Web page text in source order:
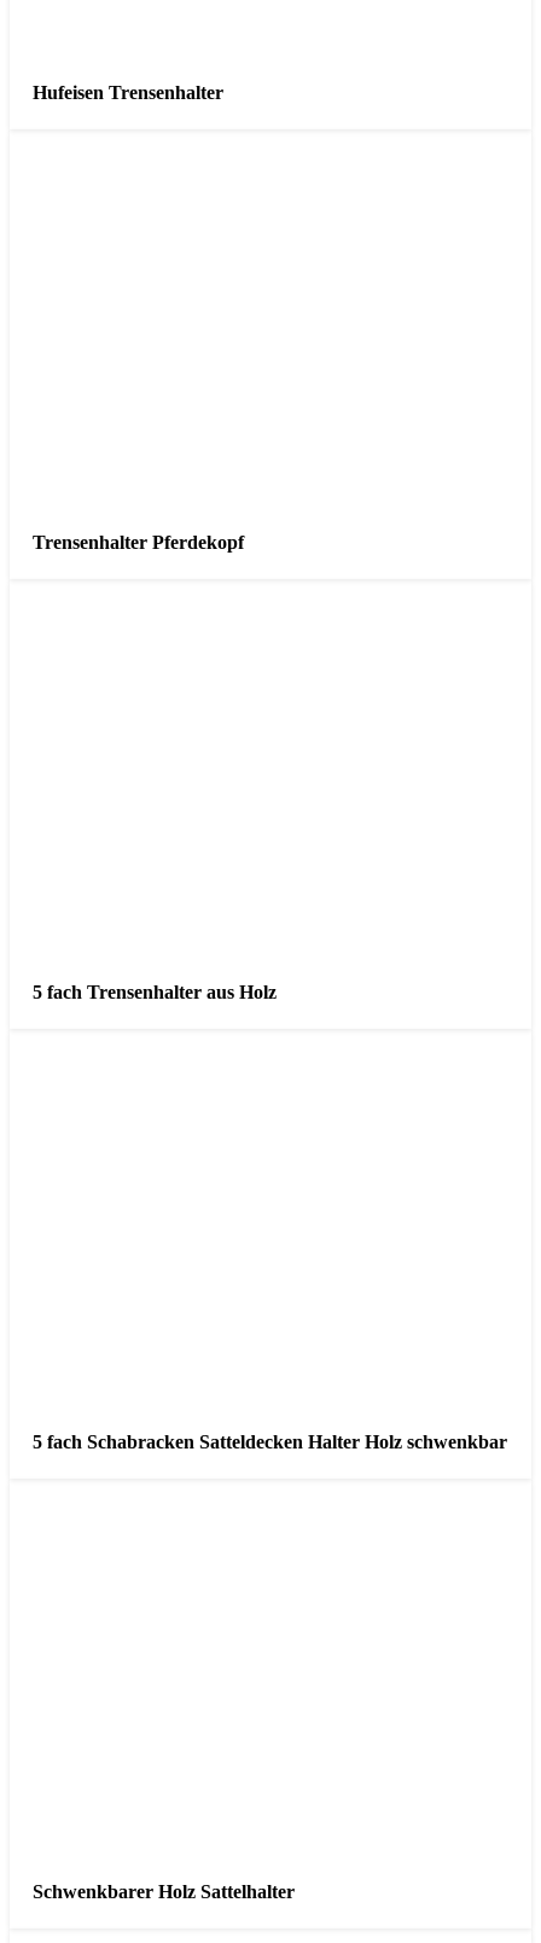
Hufeisen Trensenhalter
Trensenhalter Pferdekopf
5 fach Trensenhalter aus Holz
5 fach Schabracken Satteldecken Halter Holz schwenkbar
Schwenkbarer Holz Sattelhalter